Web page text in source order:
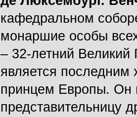
кафедральном
монаршие особы
– 32-летний Великий
является
принцем Европы. Он
представительницу